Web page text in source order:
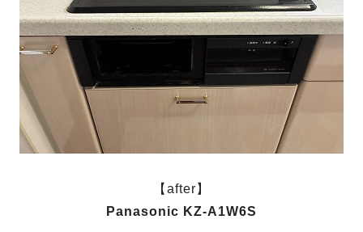
【after】
Panasonic KZ-A1W6S